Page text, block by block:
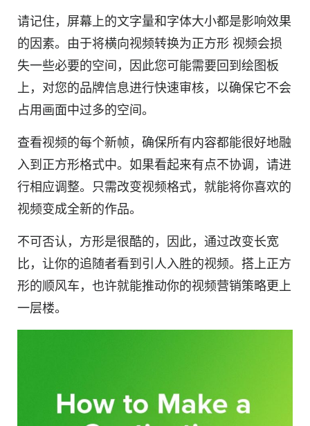
请记住，屏幕上的文字量和字体大小都是影响效果
的因素。由于将横向视频转换为正方形 视频会损
失一些必要的空间，因此您可能需要回到绘图板
上，对您的品牌信息进行快速审核，以确保它不会
占用画面中过多的空间。
查看视频的每个新帧， 确保所有内容都能很好地融
入到 正方形格式中。如果看起来有点不协调，请进
行相应调整。只需改变视频格式，就能将你喜欢的
视频变成全新的作品。
不可否认， 方形是很酷的，因此，通过改变长宽
比，让你的追随者看到引人入胜的视频。搭上正方
形的顺风车，也许就能推动你的视频营销策略更上
一层楼。